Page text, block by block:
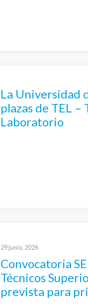
La Universidad
plazas de TEL –
Laboratorio
29 junio, 2026
Convocatoria
Técnicos
prevista para